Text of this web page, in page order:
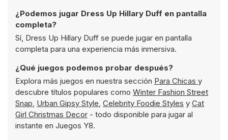
¿Podemos jugar Dress Up Hillary Duff en pantalla
completa?
Sí, Dress Up Hillary Duff se puede jugar en pantalla
completa para una experiencia más inmersiva.
¿Qué juegos podemos probar después?
Explora más juegos en nuestra sección Para Chicas y
descubre títulos populares como Winter Fashion Street
Snap, Urban Gipsy Style, Celebrity Foodie Styles y Cat
Girl Christmas Decor - todo disponible para jugar al
instante en Juegos Y8.